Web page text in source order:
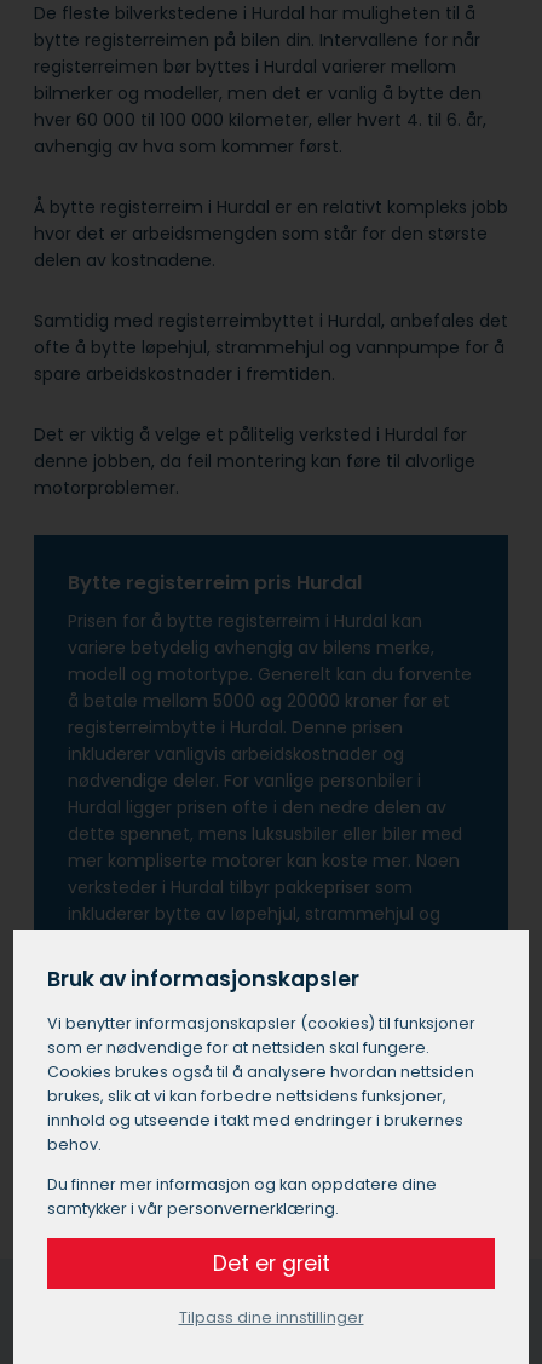
De fleste bilverkstedene i Hurdal har muligheten til å
bytte registerreimen på bilen din. Intervallene for når
registerreimen bør byttes i Hurdal varierer mellom
bilmerker og modeller, men det er vanlig å bytte den
hver 60 000 til 100 000 kilometer, eller hvert 4. til 6. år,
avhengig av hva som kommer først.
Å bytte registerreim i Hurdal er en relativt kompleks jobb
hvor det er arbeidsmengden som står for den største
delen av kostnadene.
Samtidig med registerreimbyttet i Hurdal, anbefales det
ofte å bytte løpehjul, strammehjul og vannpumpe for å
spare arbeidskostnader i fremtiden.
Det er viktig å velge et pålitelig verksted i Hurdal for
denne jobben, da feil montering kan føre til alvorlige
motorproblemer.
Bytte registerreim pris Hurdal
Prisen for å bytte registerreim i Hurdal kan
variere betydelig avhengig av bilens merke,
modell og motortype. Generelt kan du forvente
å betale mellom 5000 og 20000 kroner for et
registerreimbytte i Hurdal. Denne prisen
inkluderer vanligvis arbeidskostnader og
nødvendige deler. For vanlige personbiler i
Hurdal ligger prisen ofte i den nedre delen av
dette spennet, mens luksusbiler eller biler med
mer kompliserte motorer kan koste mer. Noen
verksteder i Hurdal tilbyr pakkepriser som
inkluderer bytte av løpehjul, strammehjul og
er verdt å merke seg at selv om prisen for å
bytte registerreim i Hurdal kan virke høy, er det
viktig å vite at kostnaden for å ikke bytte være
mye høyere.
Få et tilbud fra et bilverksted
Bruk av informasjonskapsler
Vi benytter informasjons­kapsler (cookies) til funksjoner
som er nødvendige for at nettsiden skal fungere.
Cookies brukes også til å analysere hvordan nettsiden
brukes, slik at vi kan forbedre nettsidens funksjoner,
innhold og utseende i takt med endringer i brukernes
behov.
Du finner mer informasjon og kan oppdatere dine
samtykker i vår personvernerklæring.
Det er greit
Tilpass dine innstillinger